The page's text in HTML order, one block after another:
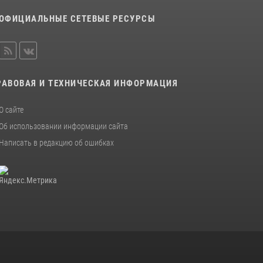
Помнить. Соответствовать. Действовать.
СЕТЕВЫЕ РЕСУРСЫ
И ТЕХНИЧЕСКАЯ ИНФОРМАЦИЯ
О сайте
Об использовании информации сайта
Написать в редакцию об ошибках